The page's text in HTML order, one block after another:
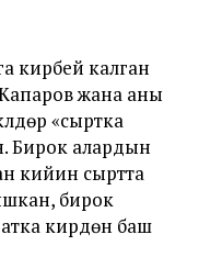
кирбей калган
жана аны
«сыртка
Бирок алардын
кийин сыртта
бирок
кирүүдөн баш